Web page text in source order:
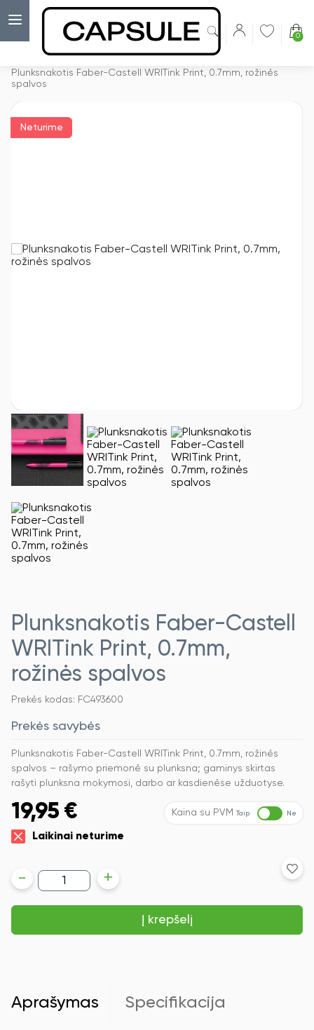
0
Plunksnakotis Faber-Castell WRITink Print, 0.7mm, rožinės
spalvos
Neturime
Plunksnakotis Faber-Castell
WRITink Print, 0.7mm,
rožinės spalvos
Prekės kodas: FC493600
Prekės savybės
Plunksnakotis Faber-Castell WRITink Print, 0.7mm, rožinės
spalvos – rašymo priemonė su plunksna; gaminys skirtas
rašyti plunksna mokymosi, darbo ar kasdienėse užduotyse.
19,95 € Kaina su PVM Taip Ne
Laikinai neturime
produkto
kiekis:
Plunksnakotis
Faber-
WRITink
- +
Į krepšelį
Aprašymas Specifikacija